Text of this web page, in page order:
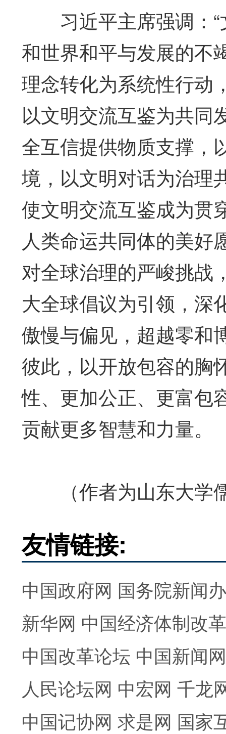
习近平主席强调：“
和世界和平与发展的不
理念转化为系统性行动
以文明交流互鉴为共同
全互信提供物质支撑，
境，以文明对话为治理
使文明交流互鉴成为贯
人类命运共同体的美好
对全球治理的严峻挑战
大全球倡议为引领，深
傲慢与偏见，超越零和
彼此，以开放包容的胸
性、更加公正、更富包
贡献更多智慧和力量。
（作者为山东大学
友情链接:
中国政府网 国务院新闻
新华网 中国经济体制改
中国改革论坛 中国新闻网
人民论坛网 中宏网 千龙
中国记协网 求是网 国家